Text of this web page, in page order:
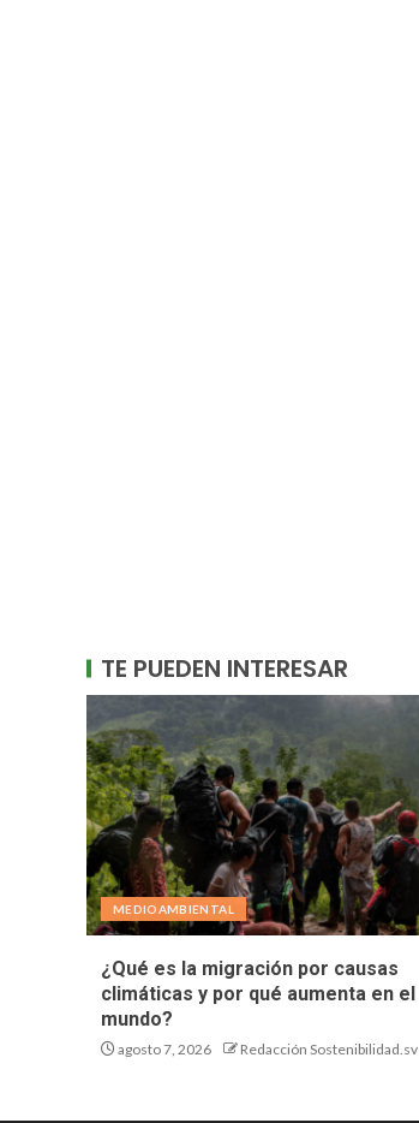
TE PUEDEN INTERESAR
MEDIOAMBIENTAL
¿Qué es la migración por causas
climáticas y por qué aumenta en el
mundo?
agosto 7, 2026 Redacción Sostenibilidad.sv